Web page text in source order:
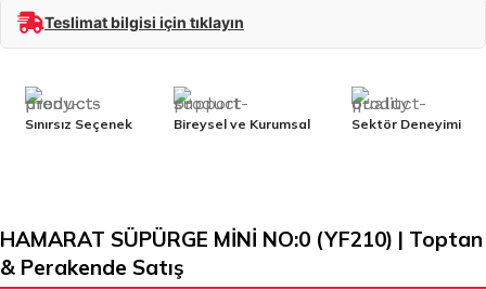
Teslimat bilgisi için tıklayın
Sınırsız Seçenek Bireysel ve Kurumsal Sektör Deneyimi
HAMARAT SÜPÜRGE MİNİ NO:0 (YF210) | Toptan
& Perakende Satış